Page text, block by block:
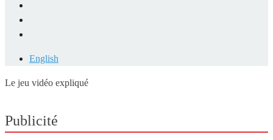
English
Le jeu vidéo expliqué
Publicité